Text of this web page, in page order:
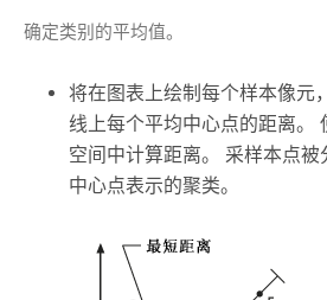
确定类别的平均值。
将在图表上绘制每个样本像元
线上每个平均中心点的距离。
空间中计算距离。 采样本点
中心点表示的聚类。